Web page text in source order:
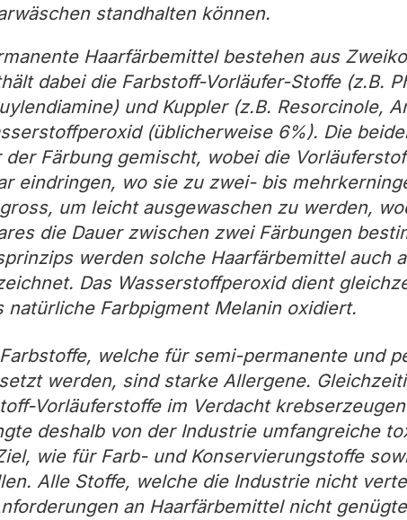
standhalten können.
Haarfärbemittel bestehen aus
dabei die Farbstoff-Vorläufer-Stoffe (z.B.
und Kuppler (z.B. Resorcinole,
(üblicherweise 6%). Die
der Färbung gemischt, wobei die
eindringen, wo sie zu zwei- bis
um leicht ausgewaschen zu werden,
die Dauer zwischen zwei Färbungen
werden solche Haarfärbemittel auch
Das Wasserstoffperoxid dient
natürliche Farbpigment Melanin oxidiert.
welche für semi-permanente und
werden, sind starke Allergene.
Vorläuferstoffe im Verdacht
deshalb von der Industrie umfangreiche
wie für Farb- und Konservierungstoffe
Alle Stoffe, welche die Industrie nicht
an Haarfärbemittel nicht